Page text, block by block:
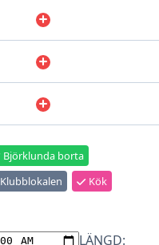
Björklunda borta
Klubblokalen Kök
LÄNGD: